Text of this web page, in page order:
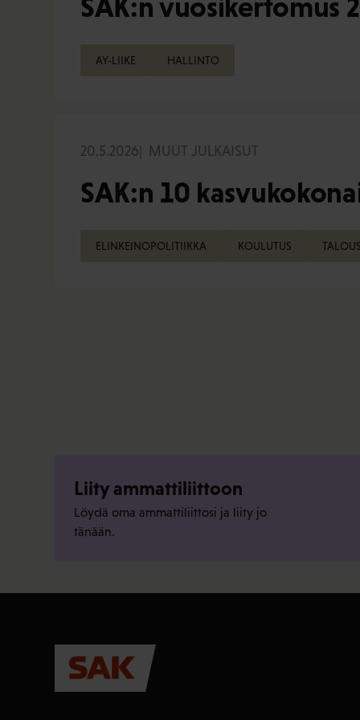
SAK:n vuosikertomus
AY-LIIKE HALLINTO
20.5.2026 MUUT JULKAISUT
SAK:n 10
ELINKEINOPOLITIIKKA KOULUTUS TALOUS
Liity ammattiliittoon
Löydä oma ammattiliittosi ja liity jo
tänään.